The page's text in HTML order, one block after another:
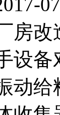
房改
设
动给